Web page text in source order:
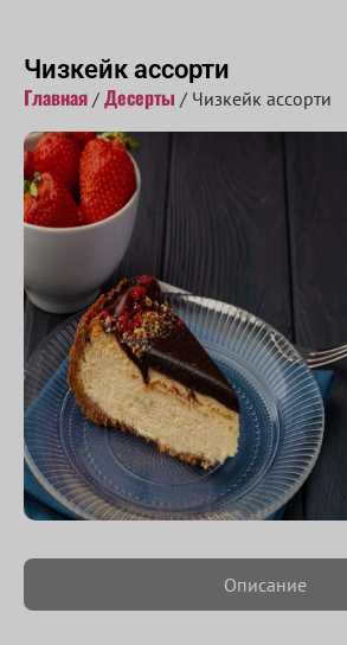
Чизкейк ассорти
Главная / Десерты / Чизкейк ассорти
Описание